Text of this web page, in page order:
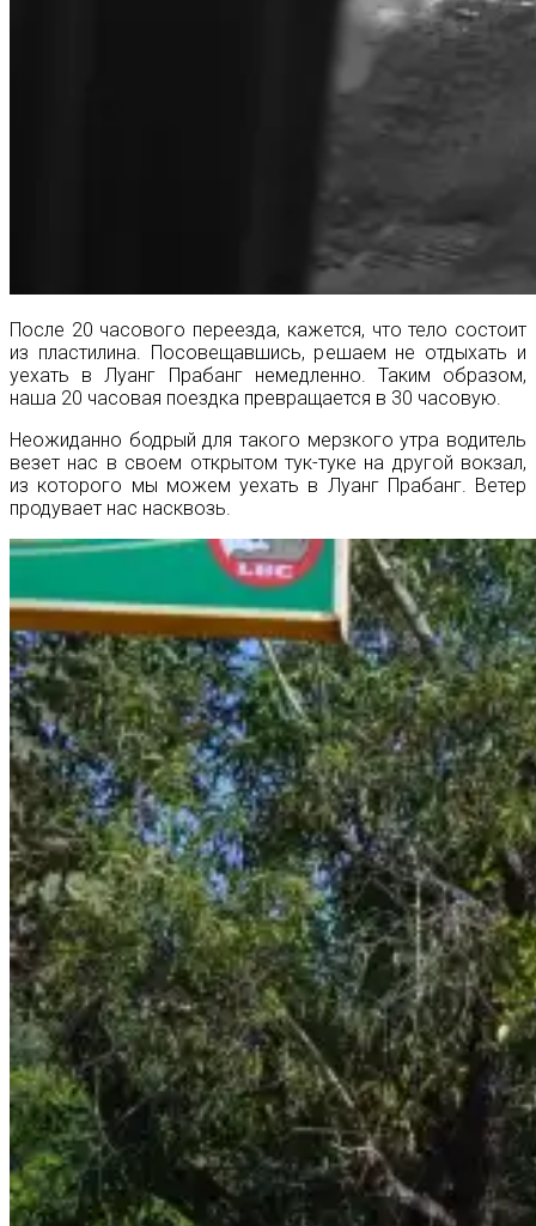
После 20 часового переезда, кажется, что тело состоит
из пластилина. Посовещавшись, решаем не отдыхать и
уехать в Луанг Прабанг немедленно. Таким образом,
наша 20 часовая поездка превращается в 30 часовую.
Неожиданно бодрый для такого мерзкого утра водитель
везет нас в своем открытом тук-туке на другой вокзал,
из которого мы можем уехать в Луанг Прабанг. Ветер
продувает нас насквозь.